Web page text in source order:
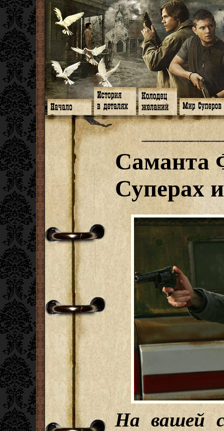
Главная
Программа
Форум
Facebook
Гостевая
Книги
Галереи
Музыка
Видео
Субтитры
Заметки
Мысли
Откровение
Арт-кафе
Игромания
Фанфики
Фанарт
Анекдоты
Передоз
Страшилки
Знакомство
Обитатели
Семейное
Дневник
СИЗО
Суперы от и
Саманта
Суперах
На вашей